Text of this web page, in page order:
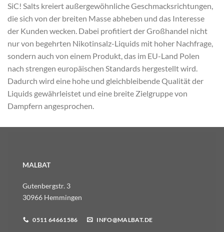
SiC! Salts kreiert außergewöhnliche Geschmacksrichtungen,
die sich von der breiten Masse abheben und das Interesse
der Kunden wecken. Dabei profitiert der Großhandel nicht
nur von begehrten Nikotinsalz-Liquids mit hoher Nachfrage,
sondern auch von einem Produkt, das im EU-Land Polen
nach strengen europäischen Standards hergestellt wird.
Dadurch wird eine hohe und gleichbleibende Qualität der
Liquids gewährleistet und eine breite Zielgruppe von
Dampfern angesprochen.
MALBAT
Gutenbergstr. 3
30966 Hemmingen
0511 64661586 INFO@MALBAT.DE